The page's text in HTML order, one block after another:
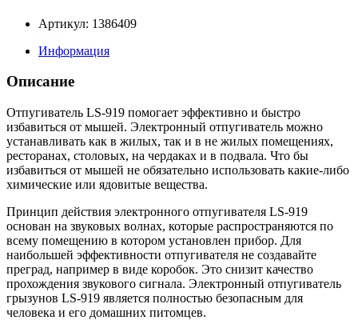
Артикул: 1386409
Информация
Описание
Отпугиватель LS-919 помогает эффективно и быстро
избавиться от мышей. Электронный отпугиватель можно
устанавливать как в жилых, так и в не жилых помещениях,
ресторанах, столовых, на чердаках и в подвала. Что бы
избавиться от мышей не обязательно использовать какие-либо
химические или ядовитые вещества.
Принцип действия электронного отпугивателя LS-919
основан на звуковых волнах, которые распространяются по
всему помещению в котором установлен прибор. Для
наибольшей эффективности отпугивателя не создавайте
преград, например в виде коробок. Это снизит качество
прохождения звукового сигнала. Электронный отпугиватель
грызунов LS-919 является полностью безопасным для
человека и его домашних питомцев.